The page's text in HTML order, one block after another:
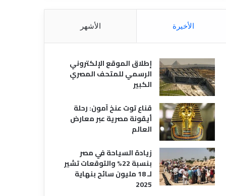
ل
س
ح
ي
م
ي
الأخيرة الأشهر
إطلاق الموقع الإلكتروني
الرسمي للمتحف المصري
الكبير
قناع توت عنخ آمون: رحلة
أيقونة مصرية عبر معارض
العالم
زيادة السياحة في مصر
بنسبة 22% والتوقعات تشير
لـ 18 مليون سائح بنهاية
2025